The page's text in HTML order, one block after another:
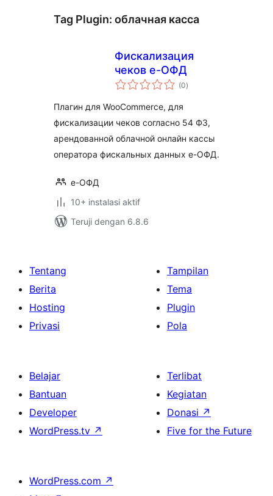
Tag Plugin: облачная касса
Фискализация
чеков е-ОФД
(0total
rating
)
Плагин для WooCommerce, для
фискализации чеков согласно 54 ФЗ,
арендованной облачной онлайн кассы
оператора фискальных данных е-ОФД.
е-ОФД
10+ instalasi aktif
Teruji dengan 6.8.6
Tentang
Berita
Hosting
Privasi
Tampilan
Tema
Plugin
Pola
Belajar
Bantuan
Developer
WordPress.tv ↗
Terlibat
Kegiatan
Donasi ↗
Five for the Future
WordPress.com ↗